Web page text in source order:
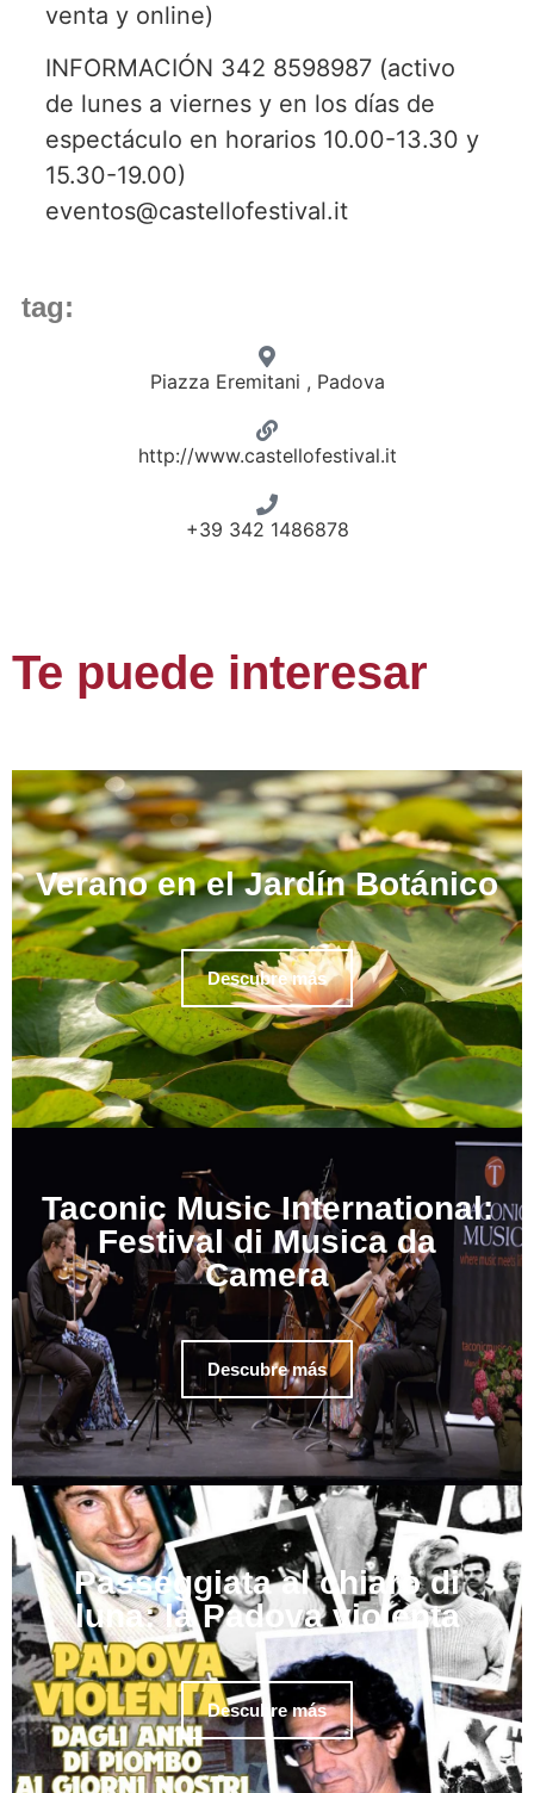
venta y online)
INFORMACIÓN 342 8598987 (activo
de lunes a viernes y en los días de
espectáculo en horarios 10.00-13.30 y
15.30-19.00)
eventos@castellofestival.it
tag:
Piazza Eremitani , Padova
http://www.castellofestival.it
+39 342 1486878
Te puede interesar
Verano en el Jardín Botánico
Descubre más
Taconic Music International:
Festival di Musica da
Camera
Descubre más
Passeggiata al chiaro di
luna: la Padova violenta
Descubre más